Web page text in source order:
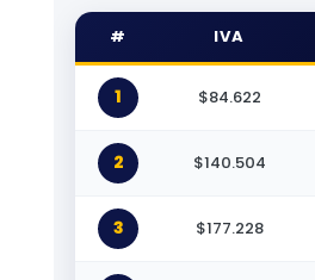
# IVA
1 $84.622
2 $140.504
3 $177.228